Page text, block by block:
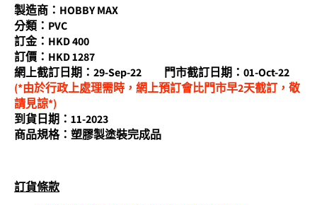
製造商：HOBBY MAX
分類：PVC
訂金：HKD 400
訂價：HKD 1287
網上截訂日期：29-Sep-22 門市截訂日期：01-Oct-22
(*由於行政上處理需時，網上預訂會比門市早2天截訂，敬
請見諒*)
到貨日期：11-2023
商品規格：塑膠製塗裝完成品
訂貨條款